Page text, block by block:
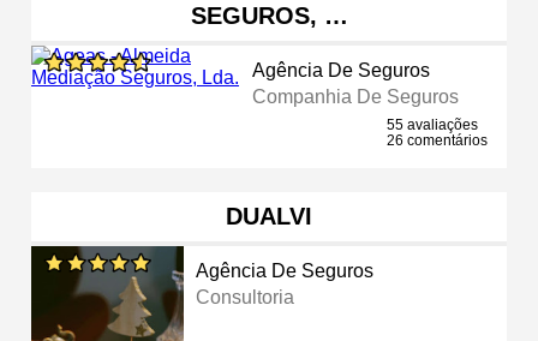
SEGUROS, …
Agência De Seguros
Companhia De Seguros
55 avaliações
26 comentários
DUALVI
Agência De Seguros
Consultoria